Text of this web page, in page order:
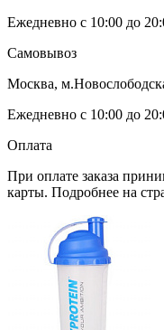
Ежедневно с 10:00 до
Самовывоз
Москва,
Ежедневно с 10:00 до
Оплата
При оплате заказа
карты. Подробнее на